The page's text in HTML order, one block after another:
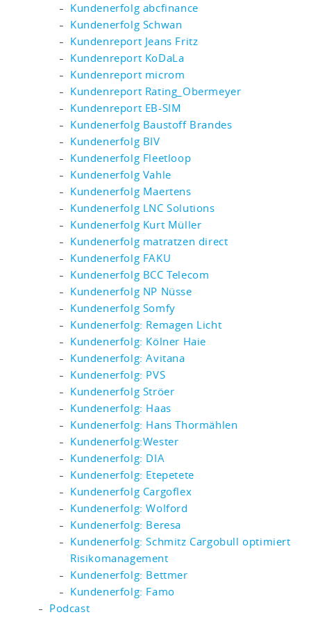
Kundenerfolg abcfinance
Kundenerfolg Schwan
Kundenreport Jeans Fritz
Kundenreport KoDaLa
Kundenreport microm
Kundenreport Rating_Obermeyer
Kundenreport EB-SIM
Kundenerfolg Baustoff Brandes
Kundenerfolg BIV
Kundenerfolg Fleetloop
Kundenerfolg Vahle
Kundenerfolg Maertens
Kundenerfolg LNC Solutions
Kundenerfolg Kurt Müller
Kundenerfolg matratzen direct
Kundenerfolg FAKU
Kundenerfolg BCC Telecom
Kundenerfolg NP Nüsse
Kundenerfolg Somfy
Kundenerfolg: Remagen Licht
Kundenerfolg: Kölner Haie
Kundenerfolg: Avitana
Kundenerfolg: PVS
Kundenerfolg Ströer
Kundenerfolg: Haas
Kundenerfolg: Hans Thormählen
Kundenerfolg:Wester
Kundenerfolg: DIA
Kundenerfolg: Etepetete
Kundenerfolg Cargoflex
Kundenerfolg: Wolford
Kundenerfolg: Beresa
Kundenerfolg: Schmitz Cargobull optimiert
Risikomanagement
Kundenerfolg: Bettmer
Kundenerfolg: Famo
Podcast